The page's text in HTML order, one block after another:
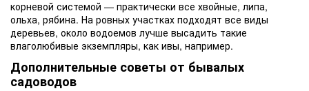
корневой системой — практически все хвойные, липа,
ольха, рябина. На ровных участках подходят все виды
деревьев, около водоемов лучше высадить такие
влаголюбивые экземпляры, как ивы, например.
Дополнительные советы от бывалых
садоводов